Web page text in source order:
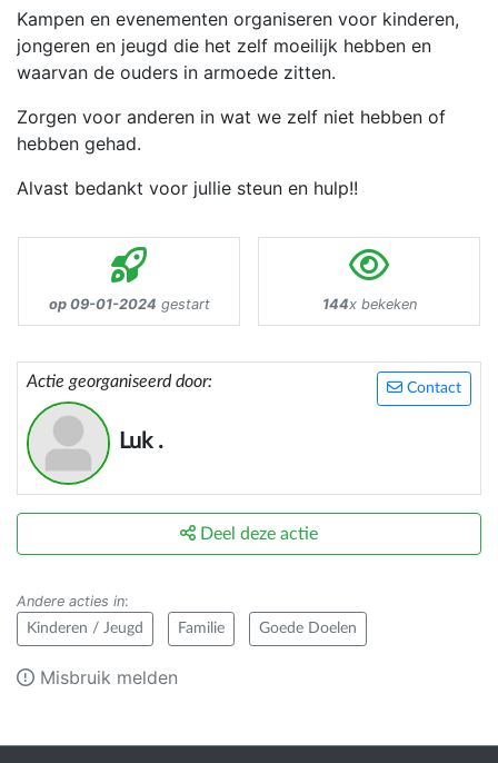
Kampen en evenementen organiseren voor kinderen,
jongeren en jeugd die het zelf moeilijk hebben en
waarvan de ouders in armoede zitten.
Zorgen voor anderen in wat we zelf niet hebben of
hebben gehad.
Alvast bedankt voor jullie steun en hulp!!
op 09-01-2024 gestart 144x bekeken
Contact
Actie georganiseerd door:
Luk .
Deel deze actie
Andere acties in:
Kinderen / Jeugd Familie Goede Doelen
Misbruik melden